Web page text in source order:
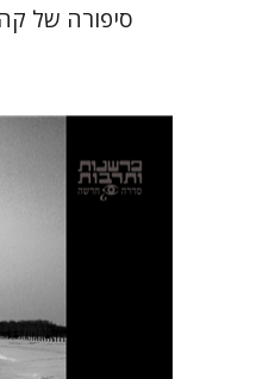
סיפורה של